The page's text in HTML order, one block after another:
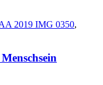
2019 IMG 0350,